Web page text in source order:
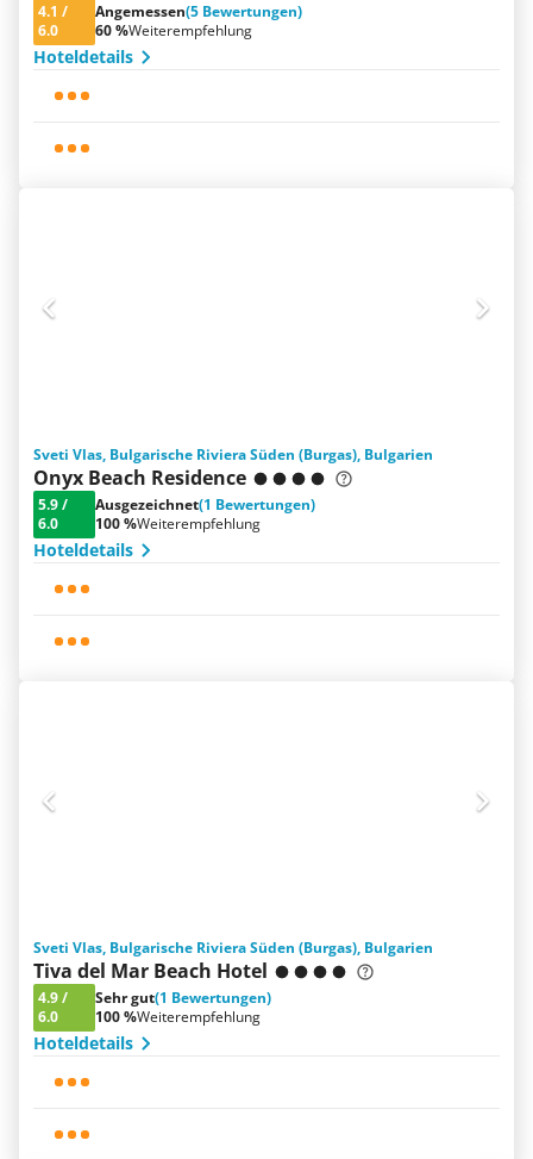
4.1 /
6.0
Angemessen(5 Bewertungen)
60 %Weiterempfehlung
Hoteldetails
Sveti Vlas, Bulgarische Riviera Süden (Burgas), Bulgarien
Onyx Beach Residence
5.9/
6.0
Ausgezeichnet(1 Bewertungen)
100 %Weiterempfehlung
Hoteldetails
Sveti Vlas, Bulgarische Riviera Süden (Burgas), Bulgarien
Tiva del Mar Beach Hotel
4.9/
6.0
Sehr gut(1 Bewertungen)
100 %Weiterempfehlung
Hoteldetails